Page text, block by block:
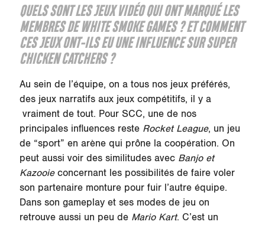
QUELS SONT LES JEUX VIDÉO QUI ONT MARQUÉ LES
MEMBRES DE WHITE SMOKE GAMES ? ET COMMENT
CES JEUX ONT-ILS EU UNE INFLUENCE SURSUPER
CHICKEN CATCHERS?
Au sein de l’équipe, on a tous nos jeux préférés,
des jeux narratifs aux jeux compétitifs, il y a
vraiment de tout. Pour SCC, une de nos
principales influences reste Rocket League, un jeu
de “sport” en arène qui prône la coopération. On
peut aussi voir des similitudes avec Banjo et
Kazooieconcernant les possibilités de faire voler
son partenaire monture pour fuir l’autre équipe.
Dans son gameplay et ses modes de jeu on
retrouve aussi un peu de Mario Kart. C’est un